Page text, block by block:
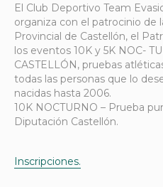
El Club Deportivo Team
organiza con el patrocinio de
Provincial de Castellón, el
los eventos 10K y 5K NOC-
CASTELLÓN, pruebas
todas las personas que lo
nacidas hasta 2006.
10K NOCTURNO – Prueba
Diputación Castellón.
Inscripciones.